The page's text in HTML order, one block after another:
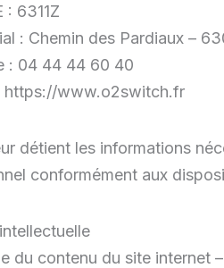
: 6311Z
: Chemin des Pardiaux –
: 04 44 44 60 40
https://www.o2switch.fr
détient les informations
conformément aux
du contenu du site